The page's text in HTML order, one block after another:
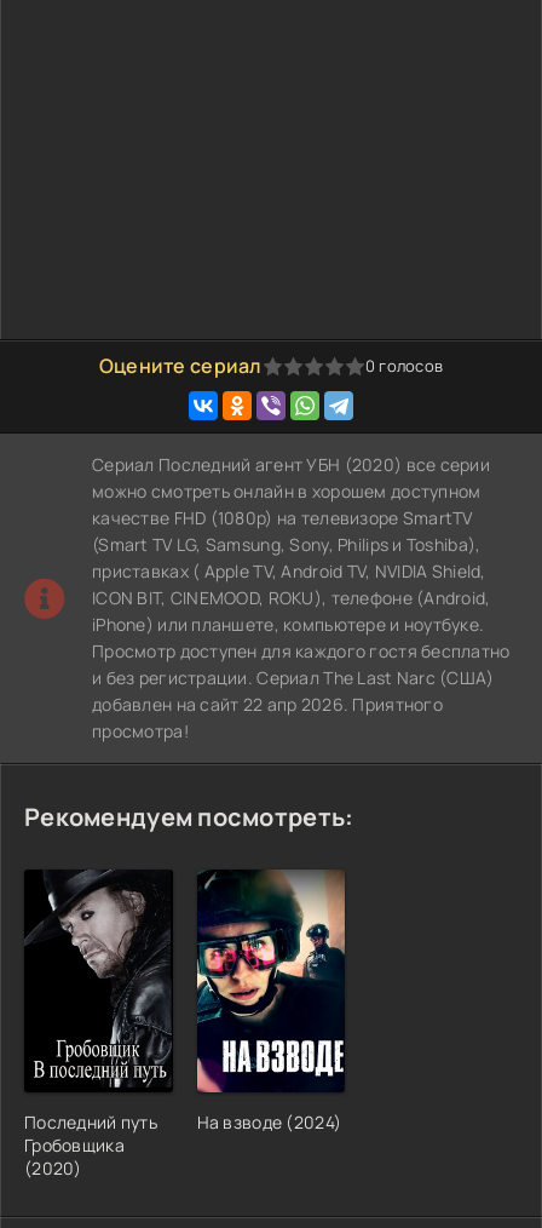
Оцените сериал
1 2 3 4 5 0 голосов
Сериал Последний агент УБН (2020) все серии
можно смотреть онлайн в хорошем доступном
качестве FHD (1080p) на телевизоре SmartTV
(Smart TV LG, Samsung, Sony, Philips и Toshiba),
приставках ( Apple TV, Android TV, NVIDIA Shield,
ICON BIT, CINEMOOD, ROKU), телефоне (Android,
iPhone) или планшете, компьютере и ноутбуке.
Просмотр доступен для каждого гостя бесплатно
и без регистрации. Сериал The Last Narc (США)
добавлен на сайт 22 апр 2026. Приятного
просмотра!
Рекомендуем посмотреть:
Последний путь
Гробовщика
(2020)
На взводе (2024)